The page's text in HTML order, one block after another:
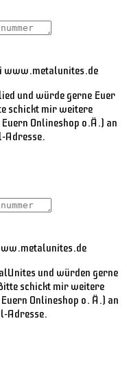
www.metalunites.de
und würde gerne Euer
schickt mir weitere
Onlineshop o.Ä.) an
Adresse.
und würden gerne
schickt mir weitere
Onlineshop o. Ä.) an
Adresse.